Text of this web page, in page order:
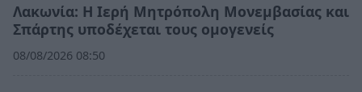
Λακωνία: Η Ιερή Μητρόπολη Μονεμβασίας και
Σπάρτης υποδέχεται τους ομογενείς
08/08/2026 08:50